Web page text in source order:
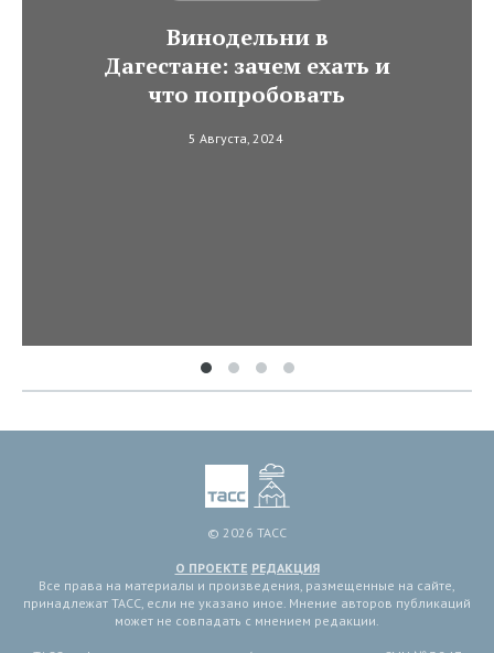
Винодельни в
Дагестане: зачем ехать и
что попробовать
5 Августа, 2024
© 2026 ТАСС
О ПРОЕКТЕ РЕДАКЦИЯ
Все права на материалы и произведения, размещенные на сайте,
принадлежат ТАСС, если не указано иное. Мнение авторов публикаций
может не совпадать с мнением редакции.